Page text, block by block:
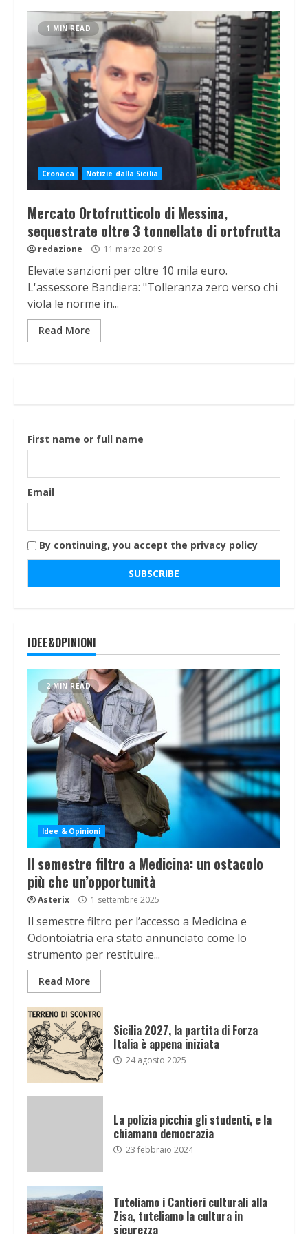
1 MIN READ
Cronaca Notizie dalla Sicilia
Mercato Ortofrutticolo di Messina,
sequestrate oltre 3 tonnellate di ortofrutta
redazione 11 marzo 2019
Elevate sanzioni per oltre 10 mila euro.
L'assessore Bandiera: "Tolleranza zero verso chi
viola le norme in...
Read More
First name or full name
Email
By continuing, you accept the privacy policy
IDEE&OPINIONI
2 MIN READ
Idee & Opinioni
Il semestre filtro a Medicina: un ostacolo
più che un’opportunità
Asterix 1 settembre 2025
Il semestre filtro per l’accesso a Medicina e
Odontoiatria era stato annunciato come lo
strumento per restituire...
Read More
Sicilia 2027, la partita di Forza
Italia è appena iniziata
24 agosto 2025
La polizia picchia gli studenti, e la
chiamano democrazia
23 febbraio 2024
Tuteliamo i Cantieri culturali alla
Zisa, tuteliamo la cultura in
sicurezza